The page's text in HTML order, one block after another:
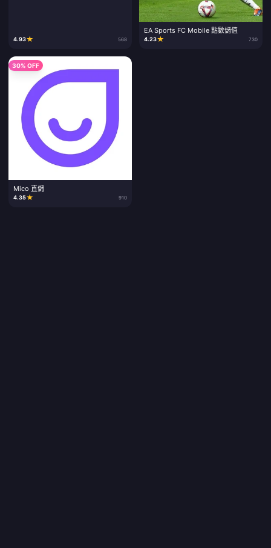
4.93★ 568
EA Sports FC Mobile 點數儲值
4.23★ 730
30% OFF
Mico 直儲
4.35★ 910